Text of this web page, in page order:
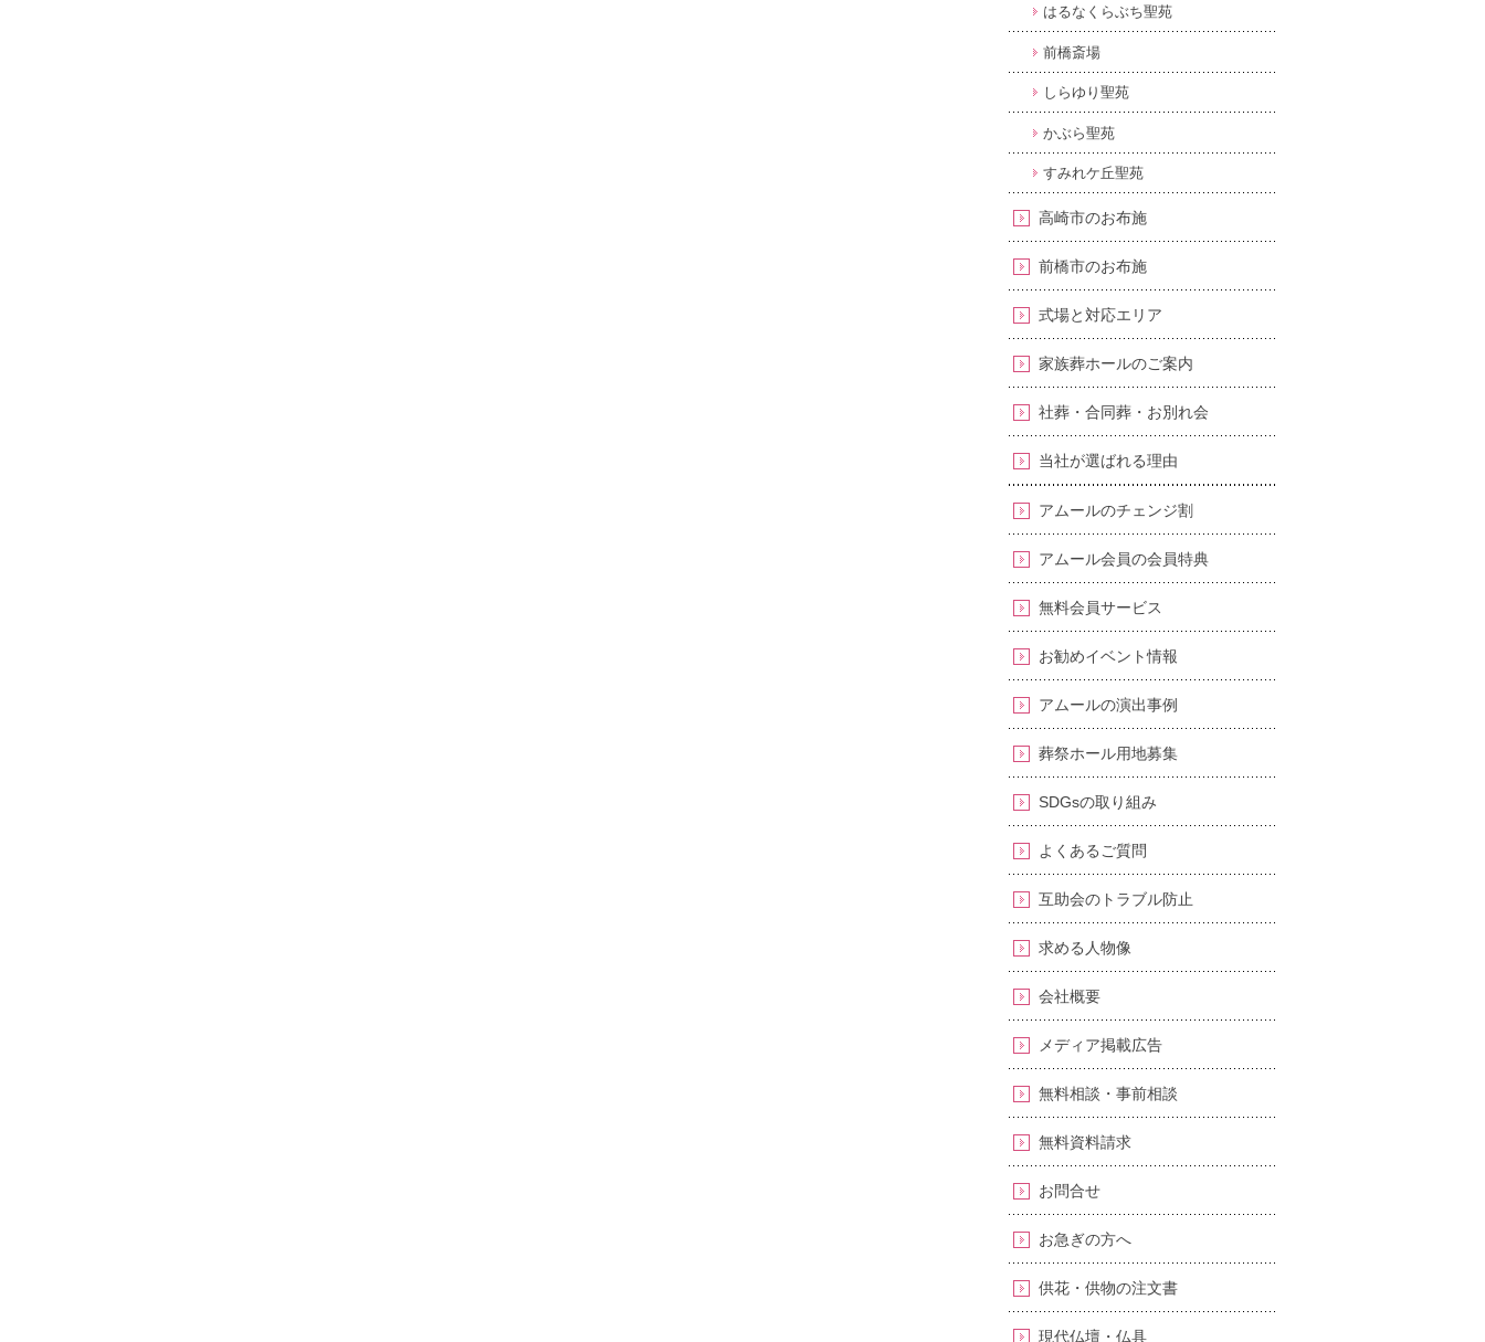
はるなくらぶち聖苑
前橋斎場
しらゆり聖苑
かぶら聖苑
すみれケ丘聖苑
高崎市のお布施
前橋市のお布施
式場と対応エリア
家族葬ホールのご案内
社葬・合同葬・お別れ会
当社が選ばれる理由
アムールのチェンジ割
アムール会員の会員特典
無料会員サービス
お勧めイベント情報
アムールの演出事例
葬祭ホール用地募集
SDGsの取り組み
よくあるご質問
互助会のトラブル防止
求める人物像
会社概要
メディア掲載広告
無料相談・事前相談
無料資料請求
お問合せ
お急ぎの方へ
供花・供物の注文書
現代仏壇・仏具